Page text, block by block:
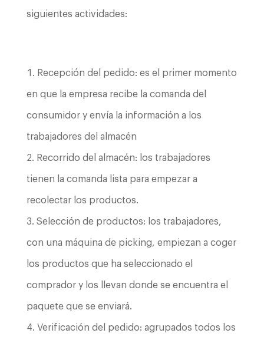
siguientes actividades:
Recepción del pedido: es el primer momento
en que la empresa recibe la comanda del
consumidor y envía la información a los
trabajadores del almacén
Recorrido del almacén: los trabajadores
tienen la comanda lista para empezar a
recolectar los productos.
Selección de productos: los trabajadores,
con una máquina de picking, empiezan a coger
los productos que ha seleccionado el
comprador y los llevan donde se encuentra el
paquete que se enviará.
Verificación del pedido: agrupados todos los